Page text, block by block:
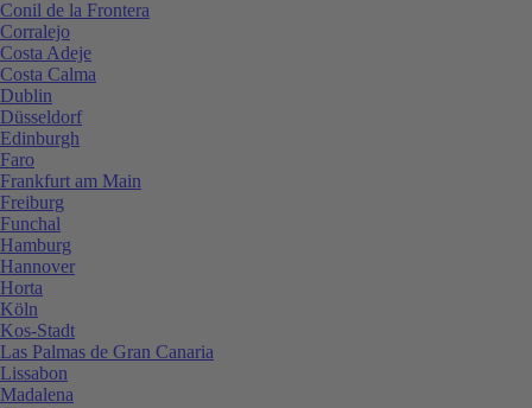
Conil de la Frontera
Corralejo
Costa Adeje
Costa Calma
Dublin
Düsseldorf
Edinburgh
Faro
Frankfurt am Main
Freiburg
Funchal
Hamburg
Hannover
Horta
Köln
Kos-Stadt
Las Palmas de Gran Canaria
Lissabon
Madalena